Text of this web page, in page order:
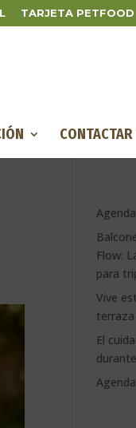
TARJETA PETFOOD
CONTACTAR
Flow:
para
Vive
El